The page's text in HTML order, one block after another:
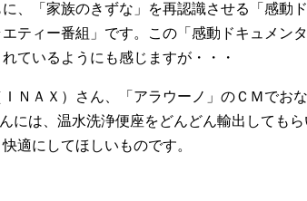
、「家族のきずな」を再認識させる「感動ド
ティー番組」です。この「感動ドキュメンタ
ているようにも感じますが・・・
ＮＡＸ）さん、「アラウーノ」のＣＭでお
には、温水洗浄便座をどんどん輸出してもら
適にしてほしいものです。